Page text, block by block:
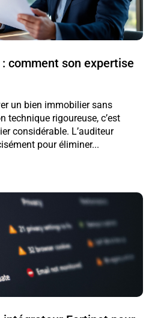
comment son expertise
un bien immobilier sans
technique rigoureuse, c’est
considérable. L’auditeur
pour éliminer...